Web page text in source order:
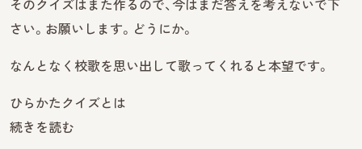
そのクイズはまた作るので、今はまだ答えを考えないで下
さい。お願いします。どうにか。
なんとなく校歌を思い出して歌ってくれると本望です。
ひらかたクイズとは
続きを読む